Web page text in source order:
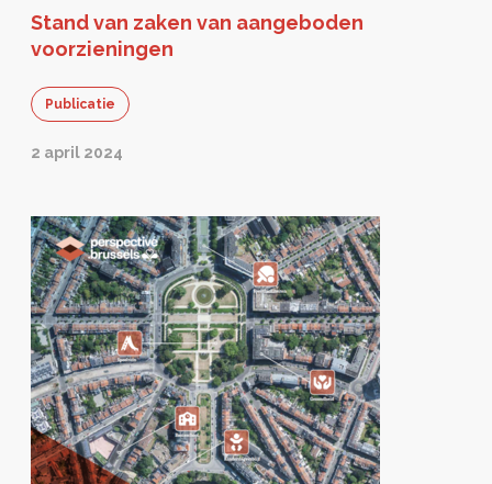
Stand van zaken van aangeboden
voorzieningen
Publicatie
2 april 2024